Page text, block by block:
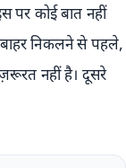
पर कोई बात नहीं
बाहर निकलने से पहले,
नहीं है। दूसरे